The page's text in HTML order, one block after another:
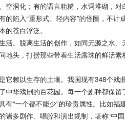
空洞化；有的语言粗糙，水词堆砌，对
的陷入“重形式、轻内容”的怪圈，不计
的苍白浮泛。
。脱离生活的创作，如同无源之水、
地头，打捞那些带着生活露珠的鲜活素
赖以生存的土壤。我国现有348个戏
中华戏剧的百花园。每一个剧种都保
有“一个都不能少”的珍贵属性。比如福
多剧作、唱腔和演出规制，堪称“中国